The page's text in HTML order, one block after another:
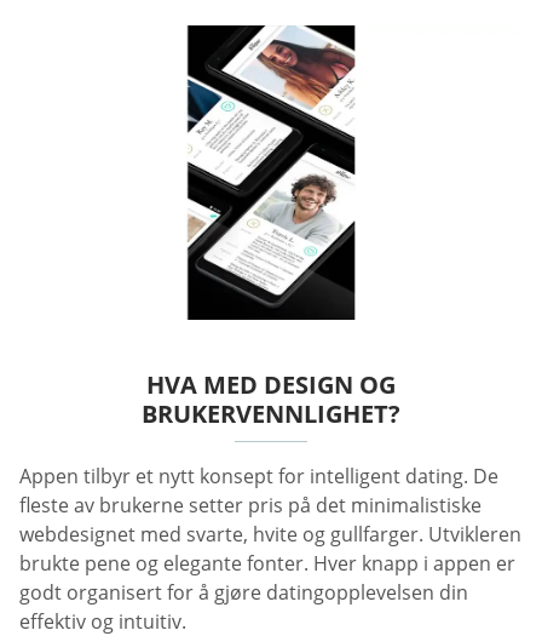
HVA MED DESIGN OG
BRUKERVENNLIGHET?
Appen tilbyr et nytt konsept for intelligent dating. De
fleste av brukerne setter pris på det minimalistiske
webdesignet med svarte, hvite og gullfarger. Utvikleren
brukte pene og elegante fonter. Hver knapp i appen er
godt organisert for å gjøre datingopplevelsen din
effektiv og intuitiv.